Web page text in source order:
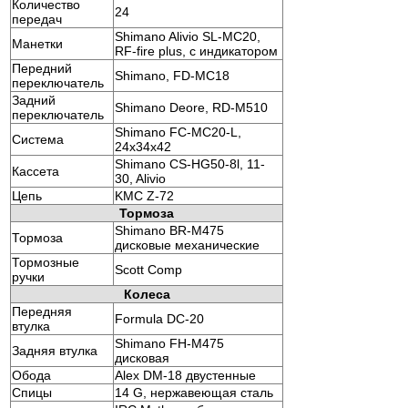
Количество
передач
24
Манетки
Shimano Alivio SL-MC20,
RF-fire plus, с индикатором
Передний
переключатель
Shimano, FD-MC18
Задний
переключатель
Shimano Deore, RD-M510
Система
Shimano FC-MC20-L,
24x34x42
Кассета
Shimano CS-HG50-8l, 11-
30, Alivio
Цепь
KMC Z-72
Тормоза
Тормоза
Shimano BR-M475
дисковые механические
Тормозные
ручки
Scott Comp
Колеса
Передняя
втулка
Formula DC-20
Задняя втулка
Shimano FH-M475
дисковая
Обода
Alex DM-18 двустенные
Спицы
14 G, нержавеющая сталь